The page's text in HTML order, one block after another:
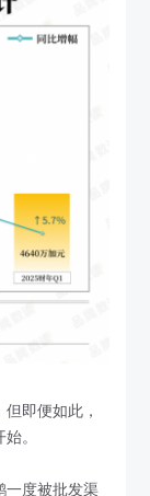
即便如此，
。
一度被批发渠